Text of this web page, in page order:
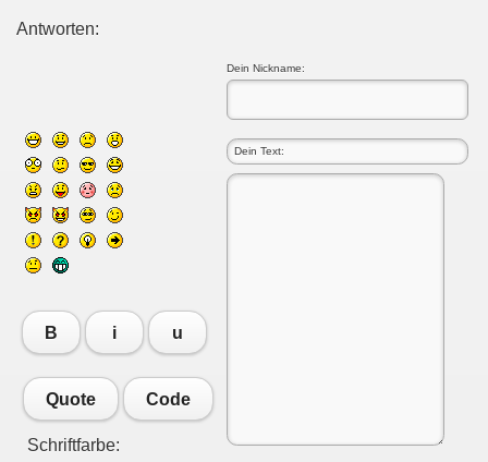
Antworten:
Dein Nickname:
B i u
Quote Code
Schriftfarbe: